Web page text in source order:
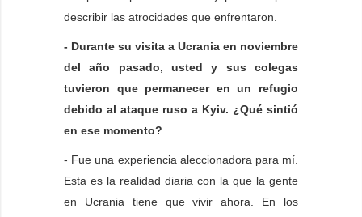
describir las atrocidades que enfrentaron.
- Durante su visita a Ucrania en noviembre
del año pasado, usted y sus colegas
tuvieron que permanecer en un refugio
debido al ataque ruso a Kyiv. ¿Qué sintió
en ese momento?
- Fue una experiencia aleccionadora para mí.
Esta es la realidad diaria con la que la gente
en Ucrania tiene que vivir ahora. En los